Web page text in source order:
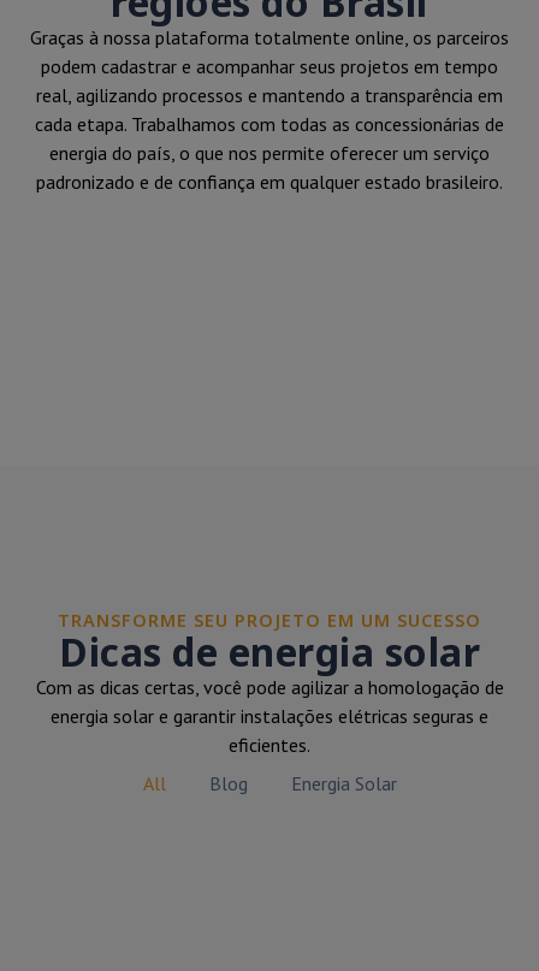
Graças à nossa plataforma totalmente online, os parceiros
podem cadastrar e acompanhar seus projetos em tempo
real, agilizando processos e mantendo a transparência em
cada etapa. Trabalhamos com todas as concessionárias de
energia do país, o que nos permite oferecer um serviço
padronizado e de confiança em qualquer estado brasileiro.
TRANSFORME SEU PROJETO EM UM SUCESSO
Dicas de energia solar
Com as dicas certas, você pode agilizar a homologação de
energia solar e garantir instalações elétricas seguras e
eficientes.
All
Blog Energia Solar